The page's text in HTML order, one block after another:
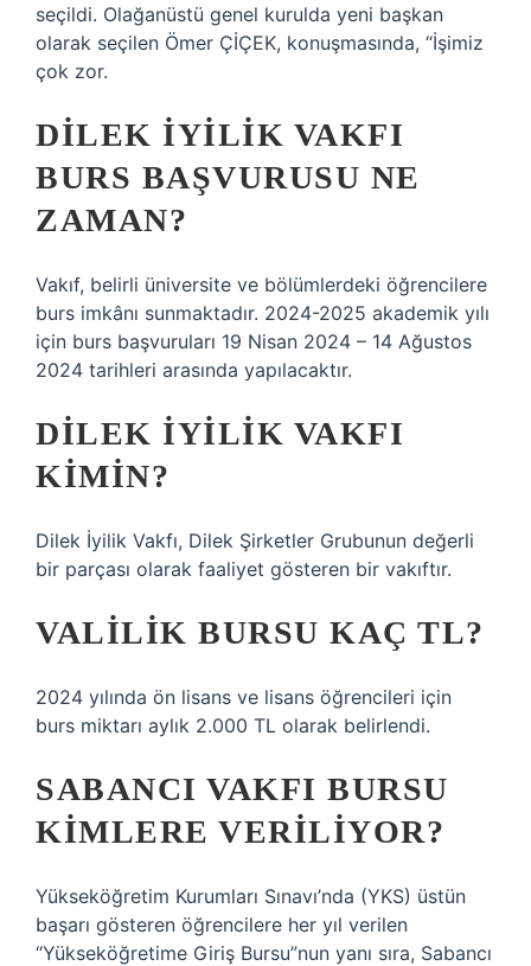
seçildi. Olağanüstü genel kurulda yeni başkan
olarak seçilen Ömer ÇİÇEK, konuşmasında, “İşimiz
çok zor.
DILEK İYILIK VAKFI
BURS BAŞVURUSU NE
ZAMAN?
Vakıf, belirli üniversite ve bölümlerdeki öğrencilere
burs imkânı sunmaktadır. 2024-2025 akademik yılı
için burs başvuruları 19 Nisan 2024 – 14 Ağustos
2024 tarihleri ​​arasında yapılacaktır.
DILEK İYILIK VAKFI
KIMIN?
Dilek İyilik Vakfı, Dilek Şirketler Grubunun değerli
bir parçası olarak faaliyet gösteren bir vakıftır.
VALILIK BURSU KAÇ TL?
2024 yılında ön lisans ve lisans öğrencileri için
burs miktarı aylık 2.000 TL olarak belirlendi.
SABANCI VAKFI BURSU
KIMLERE VERILIYOR?
Yükseköğretim Kurumları Sınavı’nda (YKS) üstün
başarı gösteren öğrencilere her yıl verilen
“Yükseköğretime Giriş Bursu”nun yanı sıra, Sabancı